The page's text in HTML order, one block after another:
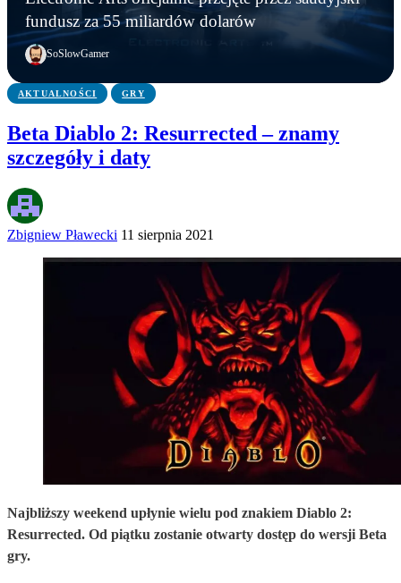
fundusz za 55 miliardów dolarów
SoSlowGamer
Statystyki Capcomu przywracają wiarę w młode
pokolenie
Steam ma nowego króla. Counter-Strike 2 został
wyprzedzony
Electronic Arts oficjalnie przejęte przez saudyjski
fundusz za 55 miliardów dolarów
AKTUALNOŚCI GRY
Beta Diablo 2: Resurrected – znamy
szczegóły i daty
Zbigniew Pławecki 11 sierpnia 2021
Najbliższy weekend upłynie wielu pod znakiem Diablo 2:
Resurrected. Od piątku zostanie otwarty dostęp do wersji Beta
gry.